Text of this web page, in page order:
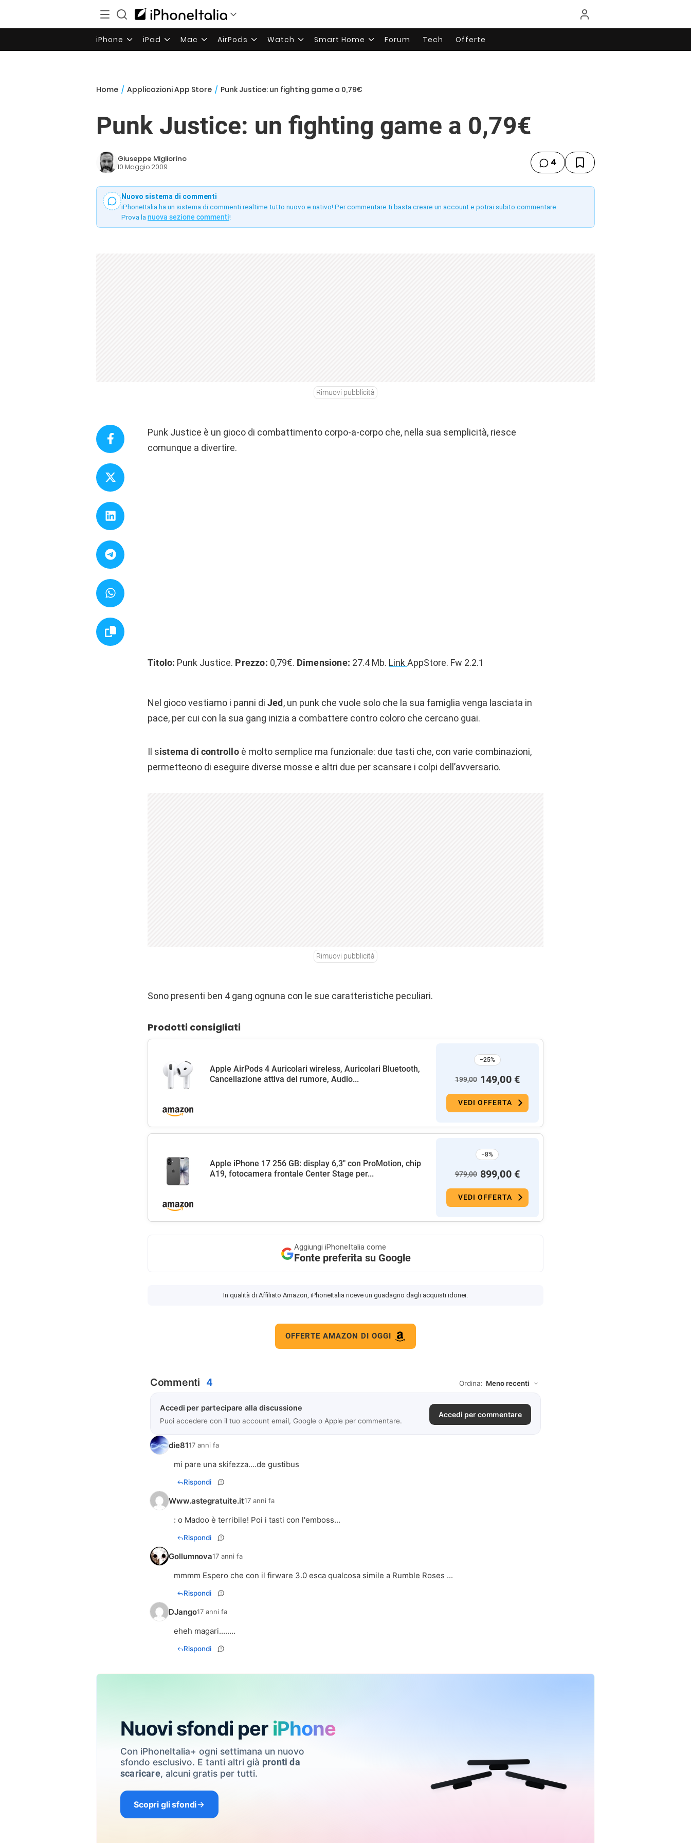
iPhone iPad Mac AirPods Watch Smart Home Forum Tech Offerte
Home / Applicazioni App Store / Punk Justice: un fighting game a 0,79€
Punk Justice: un fighting game a 0,79€
Giuseppe Migliorino
10 Maggio 2009 4
Nuovo sistema di commenti
iPhoneItalia ha un sistema di commenti realtime tutto nuovo e nativo! Per commentare ti basta creare un account e potrai subito commentare.
Prova la nuova sezione commenti!
Rimuovi pubblicità
Punk Justice è un gioco di combattimento corpo-a-corpo che, nella sua semplicità, riesce
comunque a divertire.
Titolo: Punk Justice. Prezzo: 0,79€. Dimensione: 27.4 Mb. LinkAppStore. Fw 2.2.1
Nel gioco vestiamo i panni di Jed, un punk che vuole solo che la sua famiglia venga lasciata in
pace, per cui con la sua gang inizia a combattere contro coloro che cercano guai.
Il sistema di controllo è molto semplice ma funzionale: due tasti che, con varie combinazioni,
permetteono di eseguire diverse mosse e altri due per scansare i colpi dell’avversario.
Rimuovi pubblicità
Sono presenti ben 4 gang ognuna con le sue caratteristiche peculiari.
Prodotti consigliati
Apple AirPods 4 Auricolari wireless, Auricolari Bluetooth,
Cancellazione attiva del rumore, Audio...
−25%
199,00 149,00 €
VEDI OFFERTA
Apple iPhone 17 256 GB: display 6,3" con ProMotion, chip
A19, fotocamera frontale Center Stage per...
−8%
979,00 899,00 €
VEDI OFFERTA
Aggiungi iPhoneItalia come
Fonte preferita su Google
In qualità di Affiliato Amazon, iPhoneItalia riceve un guadagno dagli acquisti idonei.
OFFERTE AMAZON DI OGGI
Commenti 4 Ordina:
Accedi per partecipare alla discussione
Puoi accedere con il tuo account email, Google o Apple per commentare.
Accedi per commentare
die8117 anni fa
mi pare una skifezza....de gustibus
Rispondi
Www.astegratuite.it17 anni fa
: o Madoo è terribile! Poi i tasti con l'emboss...
Rispondi
Gollumnova17 anni fa
mmmm Espero che con il firware 3.0 esca qualcosa simile a Rumble Roses ...
Rispondi
DJango17 anni fa
eheh magari........
Rispondi
Nuovi sfondi per iPhone
Con iPhoneItalia+ ogni settimana un nuovo
sfondo esclusivo. E tanti altri già pronti da
scaricare, alcuni gratis per tutti.
Scopri gli sfondi